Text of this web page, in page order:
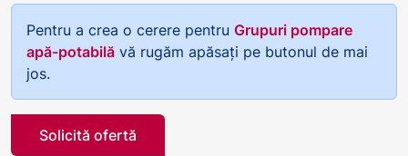
Pentru a crea o cerere pentru Grupuri pompare
apă-potabilă vă rugăm apăsați pe butonul de mai
jos.
Solicită ofertă